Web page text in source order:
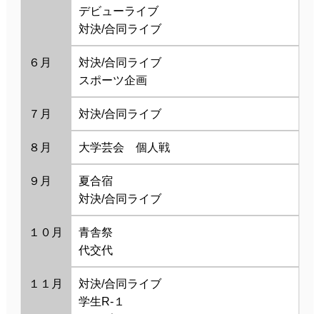
デビューライブ
対決/合同ライブ
６月
対決/合同ライブ
スポーツ企画
７月 対決/合同ライブ
８月 大学芸会 個人戦
９月
夏合宿
対決/合同ライブ
１０月
青舎祭
代交代
１１月
対決/合同ライブ
学生R-１